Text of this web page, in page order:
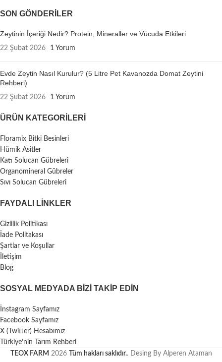
SON GÖNDERILER
Zeytinin İçeriği Nedir? Protein, Mineraller ve Vücuda Etkileri
22 Şubat 2026 1 Yorum
Evde Zeytin Nasıl Kurulur? (5 Litre Pet Kavanozda Domat Zeytini
Rehberi)
22 Şubat 2026 1 Yorum
ÜRÜN KATEGORILERI
Floramix Bitki Besinleri
Hümik Asitler
Katı Solucan Gübreleri
Organomineral Gübreler
Sıvı Solucan Gübreleri
FAYDALI LİNKLER
Gizlilik Politikası
İade Politakası
Şartlar ve Koşullar
İletişim
Blog
SOSYAL MEDYADA BIZI TAKIP EDIN
İnstagram Sayfamız
Facebook Sayfamız
X (Twitter) Hesabımız
Türkiye’nin Tarım Rehberi
TEOX FARM 2026 Tüm hakları saklıdır.. Desing By Alperen Ataman